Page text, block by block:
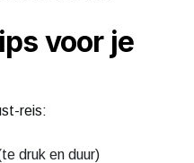
voor je
reis:
druk en duur)